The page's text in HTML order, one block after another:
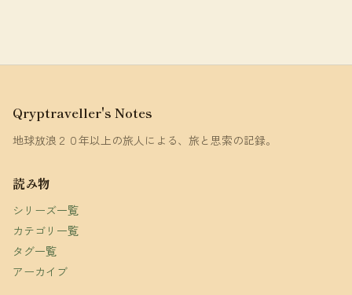
Qryptraveller's Notes
地球放浪２０年以上の旅人による、旅と思索の記録。
読み物
シリーズ一覧
カテゴリ一覧
タグ一覧
アーカイブ